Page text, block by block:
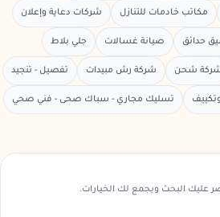
مكاتب خادمات للتنازل شركات دعاية وإعلان
حدائق صيانة غسالات جلي بلاط
شحن شركة رش مبيدات تفصيل - تنجيد
تسليك مجاري - سباك صحى - فني صحي
عليك البحث ويجمع لك الخيارات.